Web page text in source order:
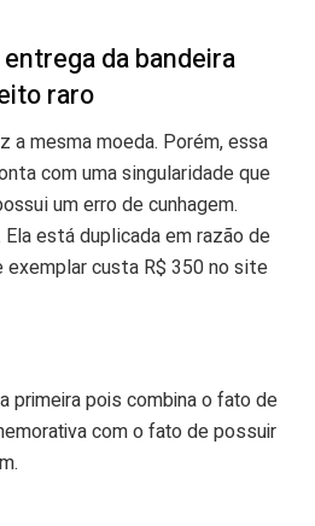
da bandeira
raro
a mesma moeda. Porém, essa
com uma singularidade que
um erro de cunhagem.
Ela está duplicada em razão de
exemplar custa R$ 350 no site
primeira pois combina o fato de
com o fato de possuir